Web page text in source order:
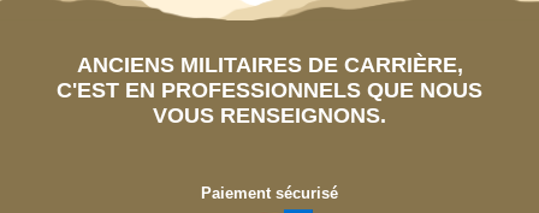
ANCIENS MILITAIRES DE CARRIÈRE,
C'EST EN PROFESSIONNELS QUE NOUS
VOUS RENSEIGNONS.
Paiement sécurisé